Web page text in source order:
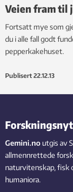
Veien fram til
Fortsatt mye som
du i alle fall godt
pepperkakehuset.
Publisert 22.12.13
Gemini.no utgis av
allmennrettede
naturvitenskap, fisk
humaniora.